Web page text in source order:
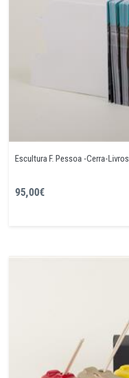
Escultura F. Pessoa -Cerra-Livros
95,00€